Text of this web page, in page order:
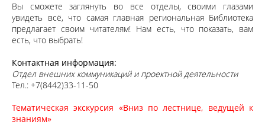
Вы сможете заглянуть во все отделы, своими глазами
увидеть всё, что самая главная региональная Библиотека
предлагает своим читателям! Нам есть, что показать, вам
есть, что выбрать!
Контактная информация:
Отдел внешних коммуникаций и проектной деятельности
Тел.: +7(8442)33-11-50
Тематическая экскурсия «Вниз по лестнице, ведущей к
знаниям»